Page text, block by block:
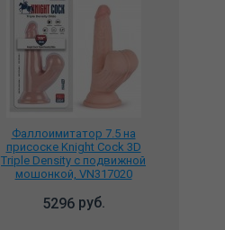
Фаллоимитатор 7.5 на
присоске Knight Cock 3D
Triple Density с подвижной
мошонкой, VN317020
5296руб.